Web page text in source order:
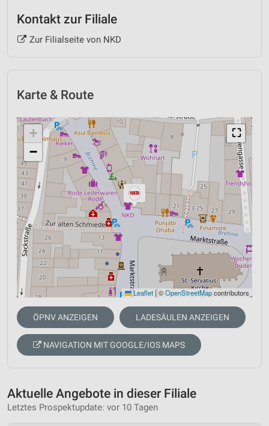
Kontakt zur Filiale
Zur Filialseite von NKD
Karte & Route
⛶
+
−
Leaflet|©OpenStreetMapcontributors
ÖPNV ANZEIGEN LADESÄULEN ANZEIGEN
NAVIGATION MIT GOOGLE/IOS MAPS
Aktuelle Angebote in dieser Filiale
Letztes Prospektupdate: vor 10 Tagen